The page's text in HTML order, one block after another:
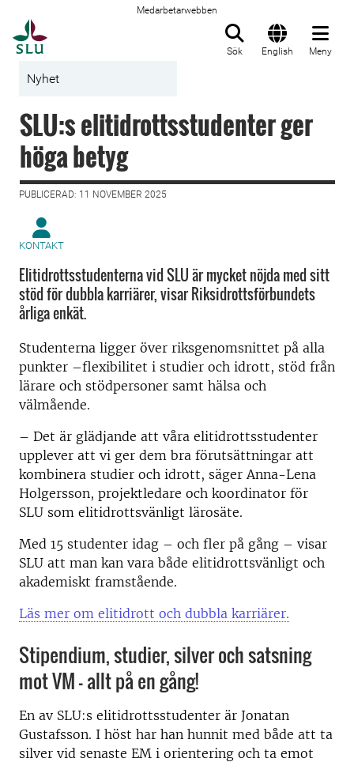
Medarbetarwebben
Sök English Meny
Nyhet
SLU:s elitidrottsstudenter ger
höga betyg
PUBLICERAD: 11 NOVEMBER 2025
KONTAKT
Elitidrottsstudenterna vid SLU är mycket nöjda med sitt
stöd för dubbla karriärer, visar Riksidrottsförbundets
årliga enkät.
Studenterna ligger över riksgenomsnittet på alla
punkter –flexibilitet i studier och idrott, stöd från
lärare och stödpersoner samt hälsa och
välmående.
– Det är glädjande att våra elitidrottsstudenter
upplever att vi ger dem bra förutsättningar att
kombinera studier och idrott, säger Anna-Lena
Holgersson, projektledare och koordinator för
SLU som elitidrottsvänligt lärosäte.
Med 15 studenter idag – och fler på gång – visar
SLU att man kan vara både elitidrottsvänligt och
akademiskt framstående.
Läs mer om elitidrott och dubbla karriärer.
Stipendium, studier, silver och satsning
mot VM – allt på en gång!
En av SLU:s elitidrottsstudenter är Jonatan
Gustafsson. I höst har han hunnit med både att ta
silver vid senaste EM i orientering och ta emot